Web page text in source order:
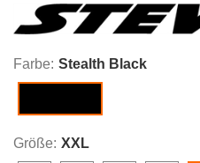
Farbe: Stealth Black
Größe: XXL